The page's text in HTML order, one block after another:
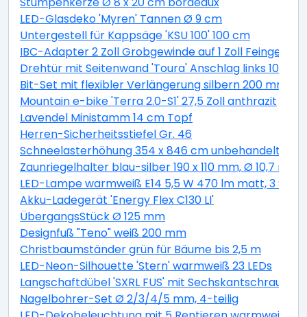
LED-Glasdeko 'Myren' Tannen Ø 9 cm
Untergestell für Kappsäge 'KSU 100' 100 cm
IBC-Adapter 2 Zoll Grobgewinde auf 1 Zoll
Drehtür mit Seitenwand 'Toura' Anschlag links 100 x
Bit-Set mit flexibler Verlängerung silbern 200 mm 11-
Mountain e-bike 'Terra 2.0-S1' 27,5 Zoll anthrazit
Lavendel Ministamm 14 cm Topf
Herren-Sicherheitsstiefel Gr. 46
Schneelasterhöhung 354 x 846 cm unbehandelt 6
Zaunriegelhalter blau-silber 190 x 110 mm, Ø 10,7 mm
LED-Lampe warmweiß E14 5,5 W 470 lm matt, 3
Akku-Ladegerät 'Energy Flex C130 LI'
ÜbergangsStück Ø 125 mm
Designfuß "Teno" weiß 200 mm
Christbaumständer grün für Bäume bis 2,5 m
LED-Neon-Silhouette 'Stern' warmweiß 23 LEDs
Langschaftdübel 'SXRL FUS' mit Sechskantschraube,
Nagelbohrer-Set Ø 2/3/4/5 mm, 4-teilig